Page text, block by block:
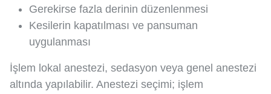
Gerekirse fazla derinin düzenlenmesi
Kesilerin kapatılması ve pansuman
uygulanması
İşlem lokal anestezi, sedasyon veya genel anestezi
altında yapılabilir. Anestezi seçimi; işlem